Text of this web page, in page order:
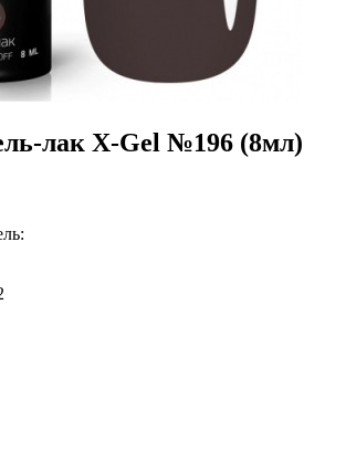
лак X-Gel №196 (8мл)